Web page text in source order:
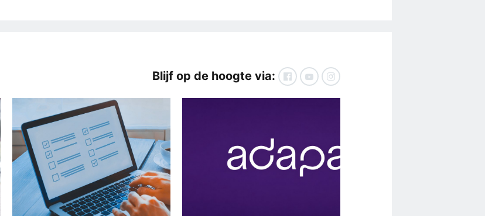
Blijf op de hoogte via: